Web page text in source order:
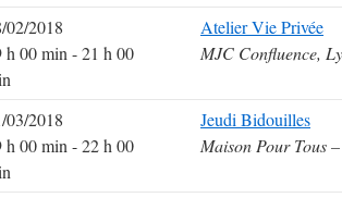
02/2018
h 00 min - 21 h 00
Atelier Vie Privée
MJC Confluence,
03/2018
h 00 min - 22 h 00
Jeudi Bidouilles
Maison Pour Tous